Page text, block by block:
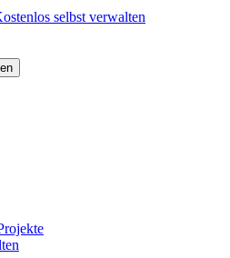
selbst verwalten